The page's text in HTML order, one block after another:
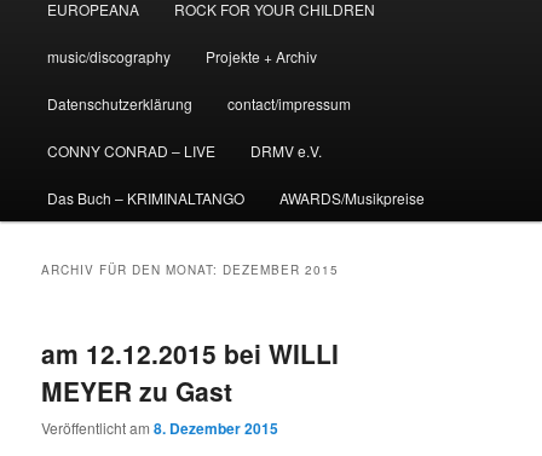
EUROPEANA ROCK FOR YOUR CHILDREN
music/discography Projekte + Archiv
Datenschutzerklärung contact/impressum
CONNY CONRAD – LIVE DRMV e.V.
Das Buch – KRIMINALTANGO AWARDS/Musikpreise
ARCHIV FÜR DEN MONAT: DEZEMBER 2015
am 12.12.2015 bei WILLI
MEYER zu Gast
Veröffentlicht am8. Dezember 2015